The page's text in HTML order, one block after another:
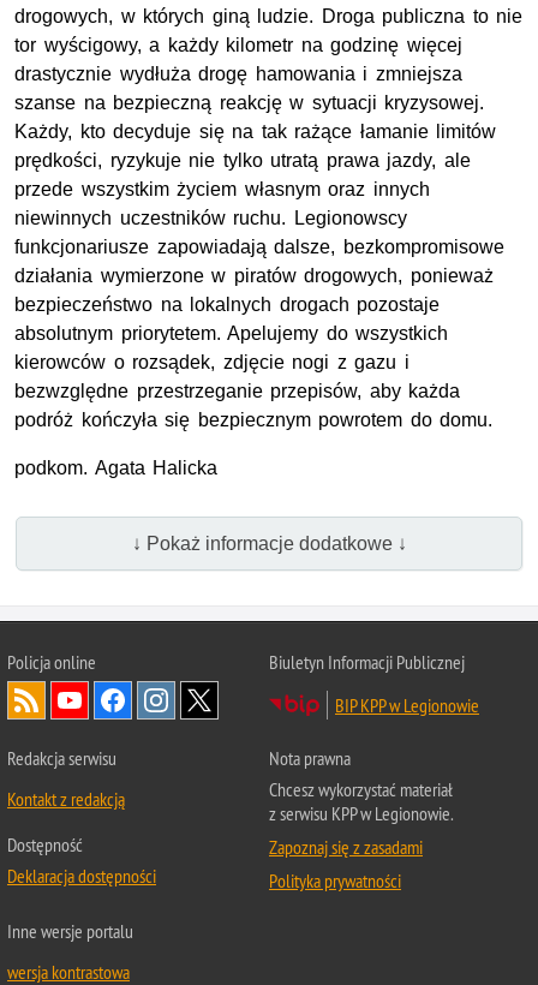
drogowych, w których giną ludzie. Droga publiczna to nie
tor wyścigowy, a każdy kilometr na godzinę więcej
drastycznie wydłuża drogę hamowania i zmniejsza
szanse na bezpieczną reakcję w sytuacji kryzysowej.
Każdy, kto decyduje się na tak rażące łamanie limitów
prędkości, ryzykuje nie tylko utratą prawa jazdy, ale
przede wszystkim życiem własnym oraz innych
niewinnych uczestników ruchu. Legionowscy
funkcjonariusze zapowiadają dalsze, bezkompromisowe
działania wymierzone w piratów drogowych, ponieważ
bezpieczeństwo na lokalnych drogach pozostaje
absolutnym priorytetem. Apelujemy do wszystkich
kierowców o rozsądek, zdjęcie nogi z gazu i
bezwzględne przestrzeganie przepisów, aby każda
podróż kończyła się bezpiecznym powrotem do domu.
podkom. Agata Halicka
↓ Pokaż informacje dodatkowe ↓
Policja online
Biuletyn Informacji Publicznej
BIP KPP w Legionowie
Redakcja serwisu
Kontakt z redakcją
Dostępność
Deklaracja dostępności
Nota prawna
Chcesz wykorzystać materiał
z serwisu KPP w Legionowie.
Zapoznaj się z zasadami
Polityka prywatności
Inne wersje portalu
wersja kontrastowa